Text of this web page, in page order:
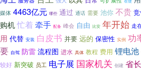
媒体 4463亿元 哪些 通过 通话 需要 池你 不贵
购机忙着 牵手 配备 峰会 自由 比安 年开始 走
用 代替 安装 白皮书 并要 远的 保密性 实例 功
要 自驾 防雷 流程图 进水 具体 教程 费用 锂电池
较好 新突破 员工 电子展 国家机关 创建 省长